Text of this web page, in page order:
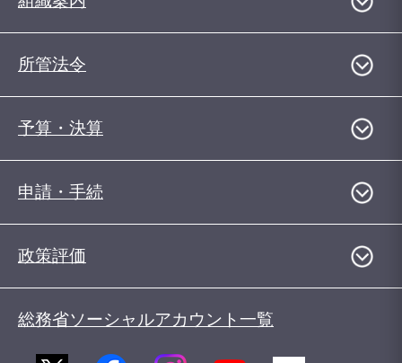
所管法令
予算・決算
申請・手続
政策評価
総務省ソーシャルアカウント一覧